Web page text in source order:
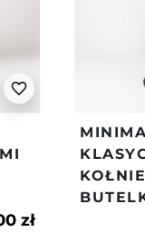
favorite_border
zł